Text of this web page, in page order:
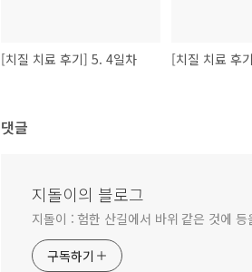
[치질 치료 후기] 5. 4일차 [치질 치료 후
댓글
지돌이의 블로그
지돌이 : 험한 산길에서 바위 같은 것에
구독하기